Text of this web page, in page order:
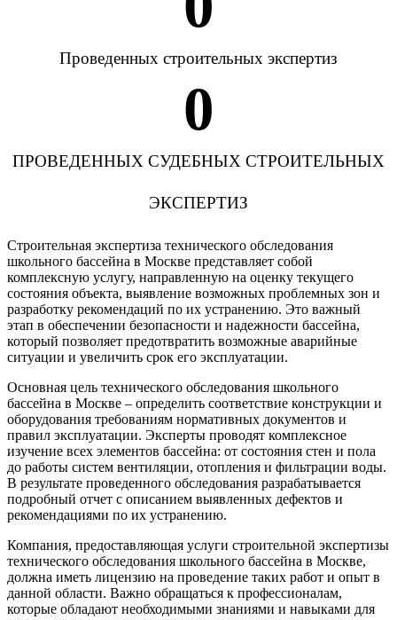
Проведенных строительных экспертиз
0
ПРОВЕДЕННЫХ СУДЕБНЫХ СТРОИТЕЛЬНЫХ
ЭКСПЕРТИЗ
Строительная экспертиза технического обследования
школьного бассейна в Москве представляет собой
комплексную услугу, направленную на оценку текущего
состояния объекта, выявление возможных проблемных зон и
разработку рекомендаций по их устранению. Это важный
этап в обеспечении безопасности и надежности бассейна,
который позволяет предотвратить возможные аварийные
ситуации и увеличить срок его эксплуатации.
Основная цель технического обследования школьного
бассейна в Москве – определить соответствие конструкции и
оборудования требованиям нормативных документов и
правил эксплуатации. Эксперты проводят комплексное
изучение всех элементов бассейна: от состояния стен и пола
до работы систем вентиляции, отопления и фильтрации воды.
В результате проведенного обследования разрабатывается
подробный отчет с описанием выявленных дефектов и
рекомендациями по их устранению.
Компания, предоставляющая услуги строительной экспертизы
технического обследования школьного бассейна в Москве,
должна иметь лицензию на проведение таких работ и опыт в
данной области. Важно обращаться к профессионалам,
которые обладают необходимыми знаниями и навыками для